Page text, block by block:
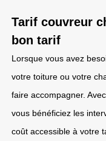
Tarif couvreur
bon tarif
Lorsque vous avez
votre toiture ou votre
faire accompagner.
vous bénéficiez les
coût accessible à votre